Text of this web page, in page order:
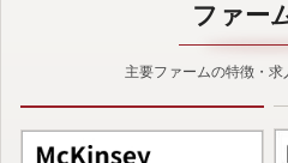
ファー
主要ファームの特徴・